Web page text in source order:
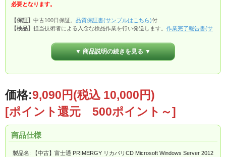
必要となります。
【保証】 中古100日保証。 品質保証書(サンプルはこちら)付
【検品】 担当技術者による入念な検品作業を行い発送します。 作業完了報告書(サ
▼ 商品説明の続きを見る ▼
価格:9,090円(税込 10,000円)
[ポイント還元 500ポイント～]
商品仕様
製品名: 【中古】富士通 PRIMERGY リカバリCD Microsoft Windows Server 2012